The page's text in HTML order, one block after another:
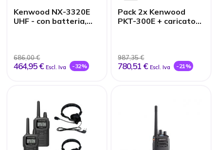
Kenwood NX-3320E
UHF - con batteria,
686,00 €
464,95 € Escl. Iva -32%
Pack 2x Kenwood
PKT-300E + caricatore
987,35 €
780,51 € Escl. Iva -21%